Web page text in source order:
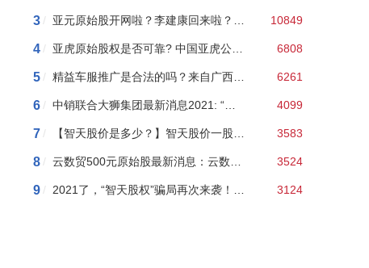
3 / 10849
4 / 6808
5 / 6261
6 / 4099
7 / 3583
8 / 3524
9 / 3124